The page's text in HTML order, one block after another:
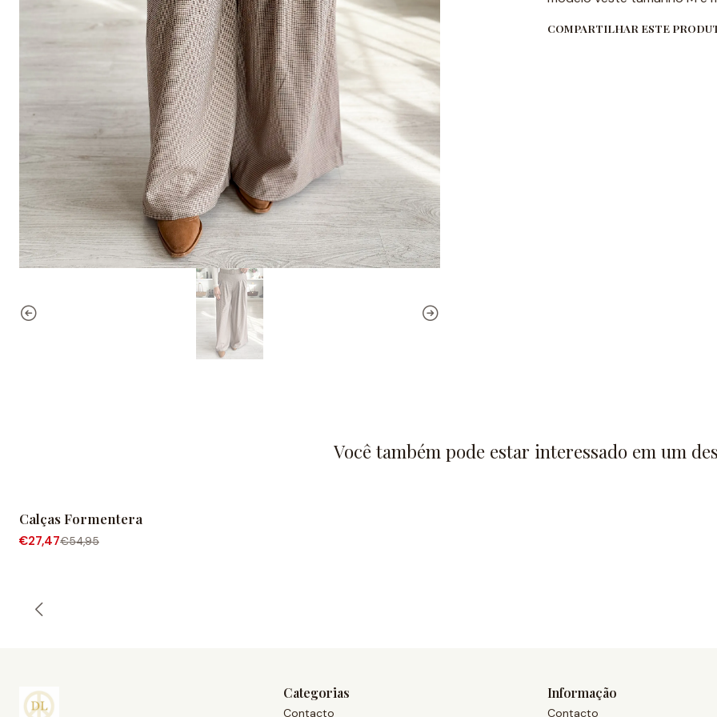
COMPARTILHAR ESTE
Você também pode estar interessado em um
-50% de desconto
Calças Formentera
€27,47€54,95
Categorias
Contacto
Informação
Contacto